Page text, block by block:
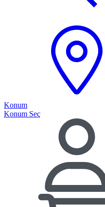
Konum
Konum Seç